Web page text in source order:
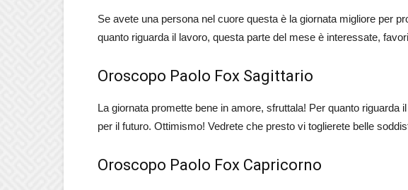
Se avete una persona nel cuore questa è la giornata migliore per
quanto riguarda il lavoro, questa parte del mese è interessate,
Oroscopo Paolo Fox Sagittario
La giornata promette bene in amore, sfruttala! Per quanto riguarda
per il futuro. Ottimismo! Vedrete che presto vi toglierete belle
Oroscopo Paolo Fox Capricorno